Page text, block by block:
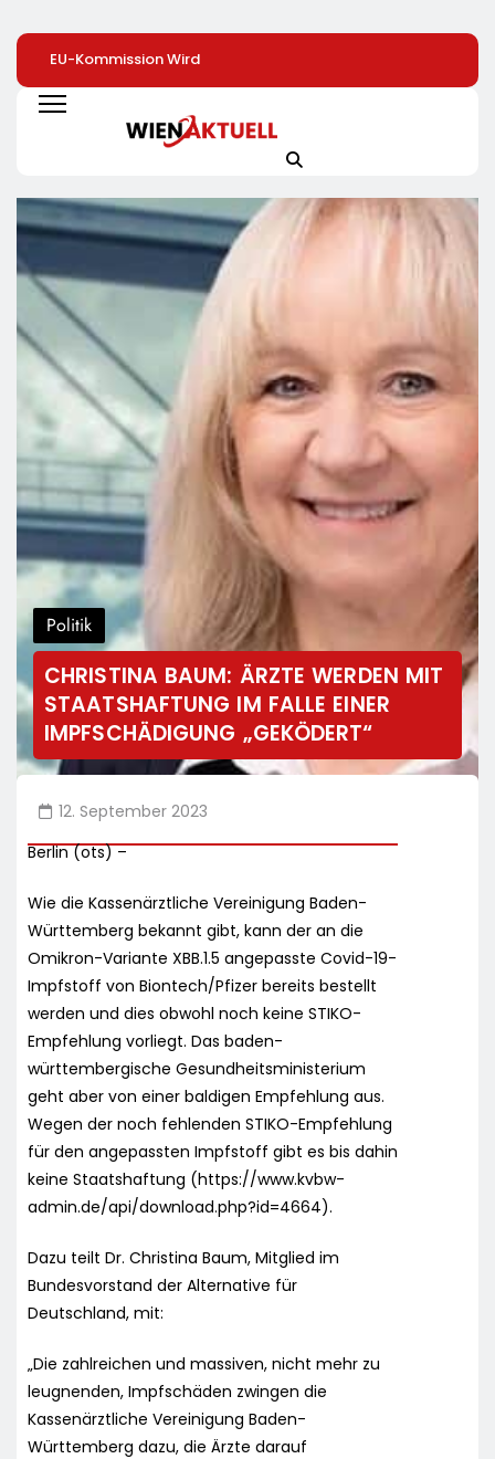
EU-Kommission Wird
Zur „Zentrale Der
Tierindustrie“ /
Tierschutzorganisation
Projektion In Brüssel
Die Nähe Der EU-
Kommission Zur
Tierindustrie An
Profitieren Deutlich
Weiterbildung
Zimmerpflanzen
Mehr Kreativität
Aktuelle Toom-
Umfrage Zeigt
Positive Effekte
Politik
CHRISTINA BAUM: ÄRZTE WERDEN MIT
STAATSHAFTUNG IM FALLE EINER
IMPFSCHÄDIGUNG „GEKÖDERT“
12. September 2023
Berlin (ots) –
Wie die Kassenärztliche Vereinigung Baden-
Württemberg bekannt gibt, kann der an die
Omikron-Variante XBB.1.5 angepasste Covid-19-
Impfstoff von Biontech/Pfizer bereits bestellt
werden und dies obwohl noch keine STIKO-
Empfehlung vorliegt. Das baden-
württembergische Gesundheitsministerium
geht aber von einer baldigen Empfehlung aus.
Wegen der noch fehlenden STIKO-Empfehlung
für den angepassten Impfstoff gibt es bis dahin
keine Staatshaftung (https://www.kvbw-
admin.de/api/download.php?id=4664).
Dazu teilt Dr. Christina Baum, Mitglied im
Bundesvorstand der Alternative für
Deutschland, mit:
„Die zahlreichen und massiven, nicht mehr zu
leugnenden, Impfschäden zwingen die
Kassenärztliche Vereinigung Baden-
Württemberg dazu, die Ärzte darauf